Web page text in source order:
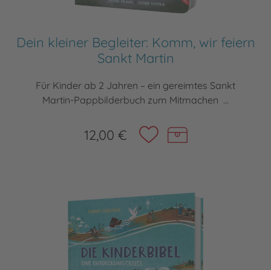
Dein kleiner Begleiter: Komm, wir feiern
Sankt Martin
Für Kinder ab 2 Jahren – ein gereimtes Sankt
Martin-Pappbilderbuch zum Mitmachen ...
12,00 €